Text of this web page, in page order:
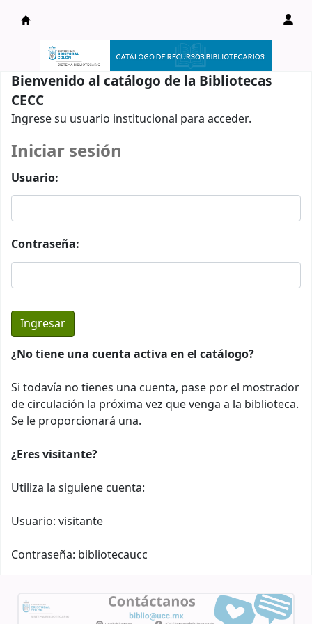
Catálogo en línea
Bienvenido al catálogo de la Bibliotecas
CECC
Ingrese su usuario institucional para acceder.
Iniciar sesión
Usuario:
Contraseña:
¿No tiene una cuenta activa en el catálogo?
Si todavía no tienes una cuenta, pase por el mostrador
de circulación la próxima vez que venga a la biblioteca.
Se le proporcionará una.
¿Eres visitante?
Utiliza la siguiene cuenta:
Usuario: visitante
Contraseña: bibliotecaucc